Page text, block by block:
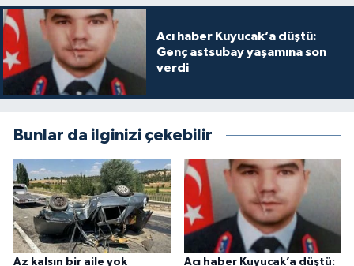
Acı haber Kuyucak’a düştü:
Genç astsubay yaşamına son
verdi
Bunlar da ilginizi çekebilir
Az kalsın bir aile yok
Acı haber Kuyucak’a düştü: